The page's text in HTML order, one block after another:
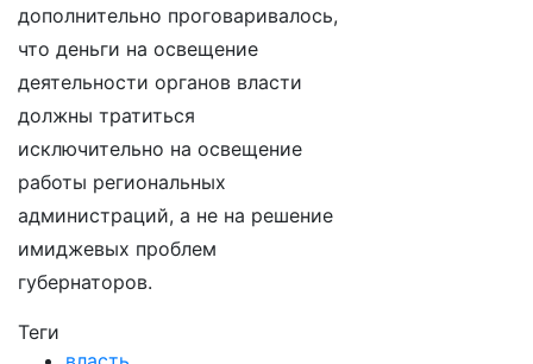
дополнительно проговаривалось,
что деньги на освещение
деятельности органов власти
должны тратиться
исключительно на освещение
работы региональных
администраций, а не на решение
имиджевых проблем
губернаторов.
Теги